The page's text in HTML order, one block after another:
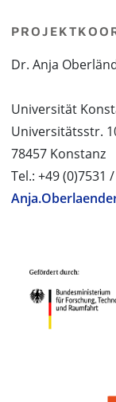
Dr. Anja
Universität
Universitätsstr.
78457 Konstanz
Tel.: +49 (0)7531